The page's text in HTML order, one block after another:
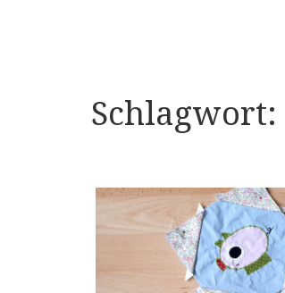
Schlagwort: